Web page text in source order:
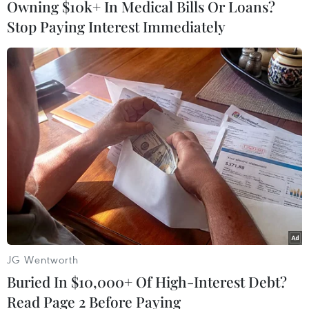
#Đối thoại chiến lược
#Đàm phán song phương
#Thứ trưởng Ngoại giao
#Lạc Ngọc Thành
#Takeo Akiba
Theo dõi VietnamPlus
TIN LIÊN QUAN
Owning $10k+ In Medical Bills Or Loans?
Stop Paying Interest Immediately
JG Wentworth
Buried In $10,000+ Of High-Interest Debt?
Read Page 2 Before Paying